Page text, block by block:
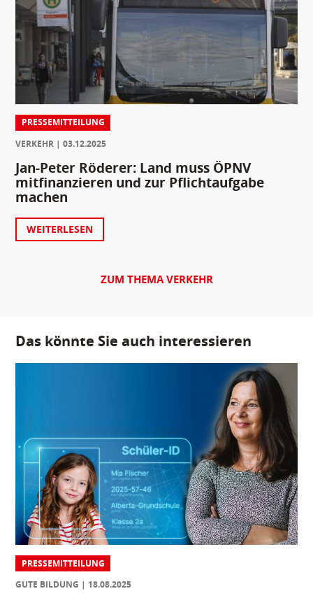
PRESSEMITTEILUNG
VERKEHR
03.12.2025
Jan-Peter Röderer: Land muss ÖPNV
mitfinanzieren und zur Pflichtaufgabe
machen
WEITERLESEN
ZUM THEMA VERKEHR
Das könnte Sie auch interessieren
PRESSEMITTEILUNG
GUTE BILDUNG
18.08.2025